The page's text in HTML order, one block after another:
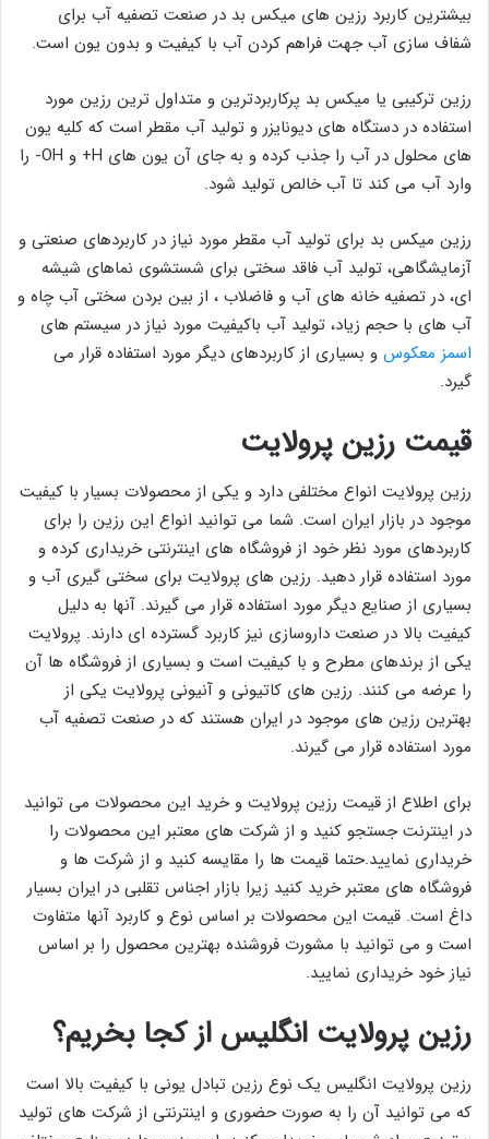
بیشترین کاربرد رزین های میکس بد در صنعت تصفیه آب برای
شفاف سازی آب جهت فراهم کردن آب با کیفیت و بدون یون است.
رزین ترکیبی یا میکس بد پرکاربردترین و متداول ترین رزین مورد
استفاده در دستگاه های دیونایزر و تولید آب مقطر است که کلیه یون
های محلول در آب را جذب کرده و به جای آن یون های H+ و OH- را
وارد آب می کند تا آب خالص تولید شود.
رزین میکس بد برای تولید آب مقطر مورد نیاز در کاربردهای صنعتی و
آزمایشگاهی، تولید آب فاقد سختی برای شستشوی نماهای شیشه
ای، در تصفیه خانه های آب و فاضلاب ، از بین بردن سختی آب چاه و
آب های با حجم زیاد، تولید آب باکیفیت مورد نیاز در سیستم های
اسمز معکوس و بسیاری از کاربردهای دیگر مورد استفاده قرار می
گیرد.
قیمت رزین پرولایت
رزین پرولایت انواع مختلفی دارد و یکی از محصولات بسیار با کیفیت
موجود در بازار ایران است. شما می توانید انواع این رزین را برای
کاربردهای مورد نظر خود از فروشگاه های اینترنتی خریداری کرده و
مورد استفاده قرار دهید. رزین های پرولایت برای سختی گیری آب و
بسیاری از صنایع دیگر مورد استفاده قرار می گیرند. آنها به دلیل
کیفیت بالا در صنعت داروسازی نیز کاربرد گسترده ای دارند. پرولایت
یکی از برندهای مطرح و با کیفیت است و بسیاری از فروشگاه ها آن
را عرضه می کنند. رزین های کاتیونی و آنیونی پرولایت یکی از
بهترین رزین های موجود در ایران هستند که در صنعت تصفیه آب
مورد استفاده قرار می گیرند.
برای اطلاع از قیمت رزین پرولایت و خرید این محصولات می توانید
در اینترنت جستجو کنید و از شرکت های معتبر این محصولات را
خریداری نمایید.حتما قیمت ها را مقایسه کنید و از شرکت ها و
فروشگاه های معتبر خرید کنید زیرا بازار اجناس تقلبی در ایران بسیار
داغ است. قیمت این محصولات بر اساس نوع و کاربرد آنها متفاوت
است و می توانید با مشورت فروشنده بهترین محصول را بر اساس
نیاز خود خریداری نمایید.
رزین پرولایت انگلیس از کجا بخریم؟
رزین پرولایت انگلیس یک نوع رزین تبادل یونی با کیفیت بالا است
که می توانید آن را به صورت حضوری و اینترنتی از شرکت های تولید